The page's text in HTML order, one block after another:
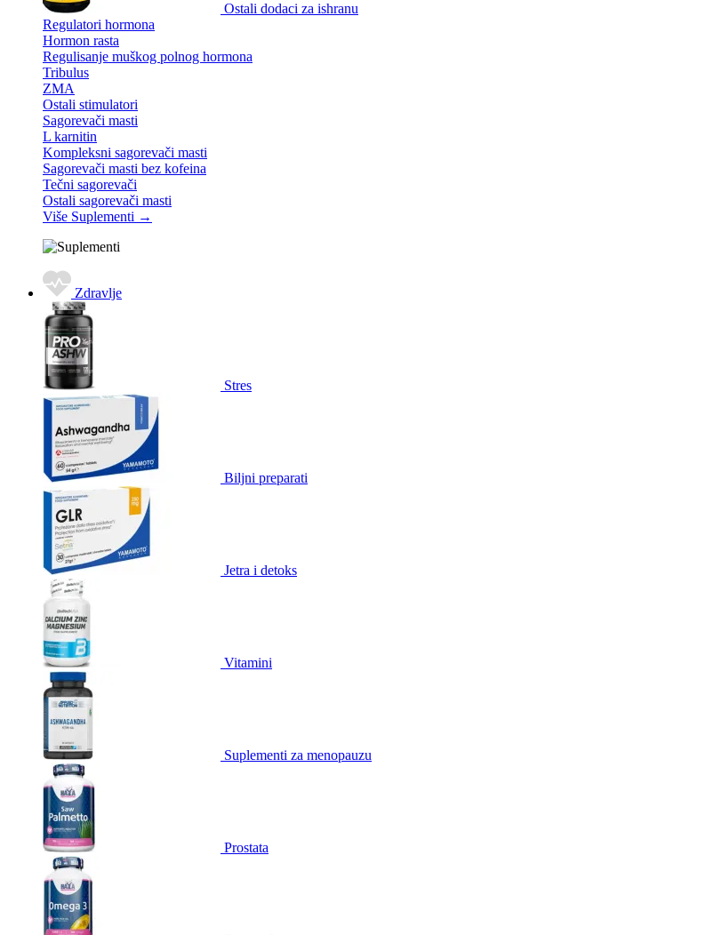
Ostali dodaci za ishranu
Regulatori hormona
Hormon rasta
Regulisanje muškog polnog hormona
Tribulus
ZMA
Ostali stimulatori
Sagorevači masti
L karnitin
Kompleksni sagorevači masti
Sagorevači masti bez kofeina
Tečni sagorevači
Ostali sagorevači masti
Više Suplementi →
Zdravlje
Stres
Biljni preparati
Jetra i detoks
Vitamini
Suplementi za menopauzu
Prostata